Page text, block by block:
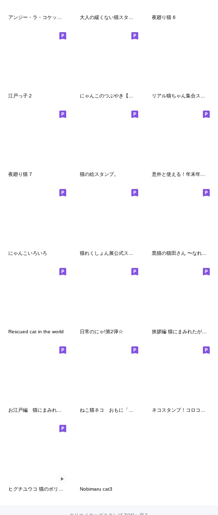
夜廻り猫 6
江戸っ子２
夜廻り猫 7 猫の絵スタンプ。 意外と使える！年末年始のリアル猫(改訂版)
にゃんこいろいろ 黒猫の猫田さん 〜なれなれしい敬語編〜
Rescued cat in the world 日常のにゃ!第2弾☆ 挨拶編 猫にまみれたがりのスタンプ
お江戸編 猫にまみれたがりのスタンプ ねこ猫ネコ おもに「お祝い」と「お礼」 ネコスタンプ！コロコロ毛玉日記 ケダマ編
Nobimaru cat3